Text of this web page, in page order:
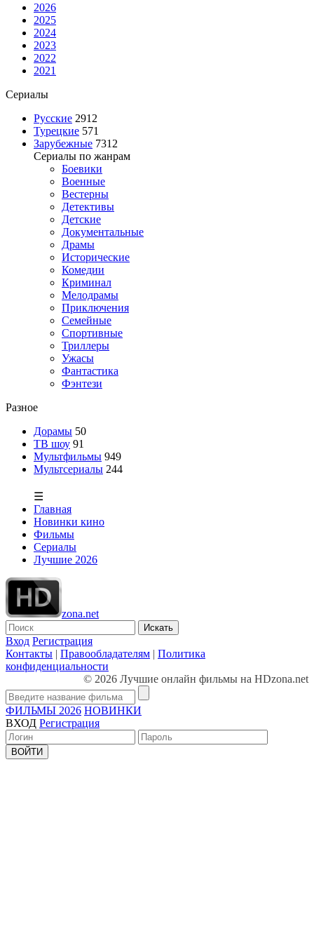
2026
2025
2024
2023
2022
2021
Сериалы
Русские 2912
Турецкие 571
Зарубежные 7312
Сериалы по жанрам
Боевики
Военные
Вестерны
Детективы
Детские
Документальные
Драмы
Исторические
Комедии
Криминал
Мелодрамы
Приключения
Семейные
Спортивные
Триллеры
Ужасы
Фантастика
Фэнтези
Разное
Дорамы 50
ТВ шоу 91
Мультфильмы 949
Мультсериалы 244
☰
Главная
Новинки кино
Фильмы
Сериалы
Лучшие 2026
zona.net
Искать
Вход Регистрация
Контакты | Правообладателям | Политика
конфиденциальности
© 2026 Лучшие онлайн фильмы на HDzona.net
ФИЛЬМЫ 2026 НОВИНКИ
ВХОД Регистрация